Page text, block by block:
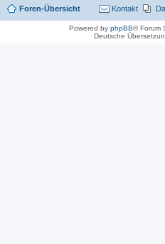
Foren-Übersicht Kontakt
Powered by phpBB® Forum
Deutsche